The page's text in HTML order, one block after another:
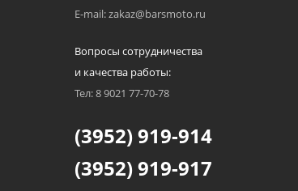
E-mail: zakaz@barsmoto.ru
Вопросы сотрудничества
и качества работы:
Тел: 8 9021 77-70-78
(3952) 919-914
(3952) 919-917